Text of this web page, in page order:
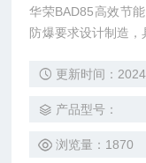
华荣BAD85高效节
防爆要求设计制造，
静电喷塑和密封工
更新时间：
产品型号：
浏览量：1870